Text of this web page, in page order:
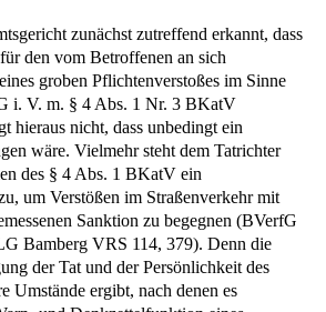
zunächst zutreffend erkannt, dass
den vom Betroffenen an sich
groben Pflichtenverstoßes im Sinne
i. V. m. § 4 Abs. 1 Nr. 3 BKatV
hieraus nicht, dass unbedingt ein
wäre. Vielmehr steht dem Tatrichter
des § 4 Abs. 1 BKatV ein
um Verstößen im Straßenverkehr mit
Sanktion zu begegnen (BVerfG
Bamberg VRS 114, 379). Denn die
der Tat und der Persönlichkeit des
Umstände ergibt, nach denen es